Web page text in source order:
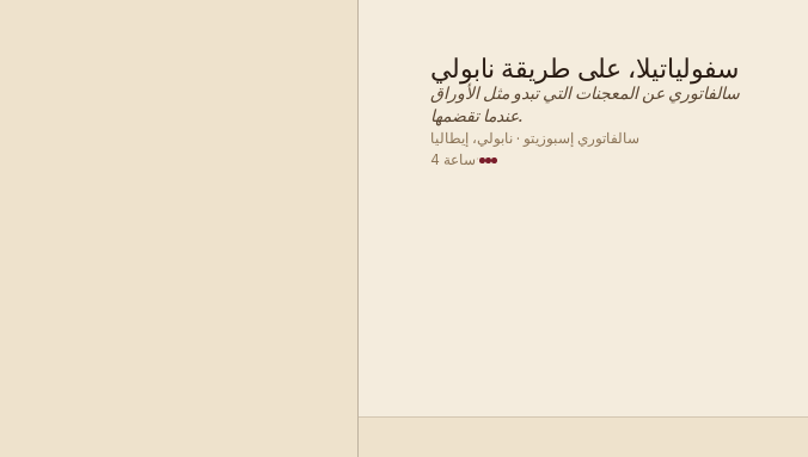
إيطالي · وجبة الإفطار
سفولياتيلا، على طريقة نابولي
سالفاتوري عن المعجنات التي تبدو مثل الأوراق
عندما تقضمها.
سالفاتوري إسبوزيتو · نابولي، إيطاليا
4 ساعة·